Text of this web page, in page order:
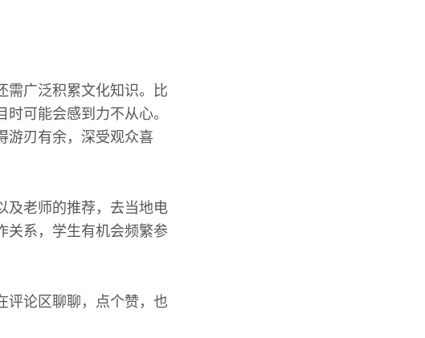
需广泛积累文化知识。比
可能会感到力不从心。
游刃有余，深受观众喜
及老师的推荐，去当地电
关系，学生有机会频繁参
评论区聊聊，点个赞，也